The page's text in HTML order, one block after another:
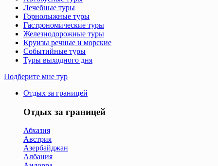
Лечебные туры
Горнолыжные туры
Гастрономические туры
Железнодорожные туры
Круизы речные и морские
Событийные туры
Туры выходного дня
Подберите мне тур
Отдых за границей
Отдых за границей
Абхазия
Австрия
Азербайджан
Албания